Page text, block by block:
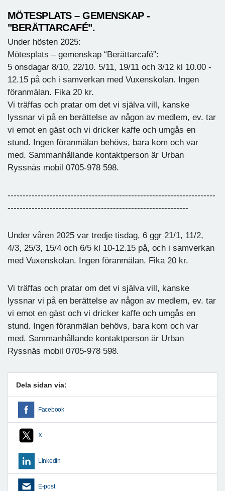
MÖTESPLATS – GEMENSKAP -
"BERÄTTARCAFÉ".
Under hösten 2025:
Mötesplats – gemenskap “Berättarcafé”:
5 onsdagar 8/10, 22/10. 5/11, 19/11 och 3/12 kl 10.00 -
12.15 på och i samverkan med Vuxenskolan. Ingen
föranmälan. Fika 20 kr.
Vi träffas och pratar om det vi själva vill, kanske
lyssnar vi på en berättelse av någon av medlem, ev. tar
vi emot en gäst och vi dricker kaffe och umgås en
stund. Ingen föranmälan behövs, bara kom och var
med. Sammanhållande kontaktperson är Urban
Ryssnäs mobil 0705-978 598.
---------------------------------------------------------------------
------------------------------------------------------------
Under våren 2025 var tredje tisdag, 6 ggr 21/1, 11/2,
4/3, 25/3, 15/4 och 6/5 kl 10-12.15 på, och i samverkan
med Vuxenskolan. Ingen föranmälan. Fika 20 kr.
Vi träffas och pratar om det vi själva vill, kanske
lyssnar vi på en berättelse av någon av medlem, ev. tar
vi emot en gäst och vi dricker kaffe och umgås en
stund. Ingen föranmälan behövs, bara kom och var
med. Sammanhållande kontaktperson är Urban
Ryssnäs mobil 0705-978 598.
Dela sidan via:
Facebook
X
LinkedIn
E-post